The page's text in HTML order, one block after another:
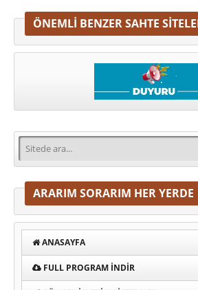
ÖNEMLI BENZER SAHTE
ARARIM SORARIM HER YERDE
ANASAYFA
FULL PROGRAM INDIR